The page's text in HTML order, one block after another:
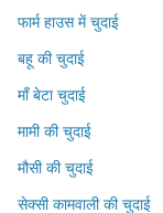
फार्म हाउस में चुदाई
बहू की चुदाई
माँ बेटा चुदाई
मामी की चुदाई
मौसी की चुदाई
सेक्सी कामवाली की चुदाई